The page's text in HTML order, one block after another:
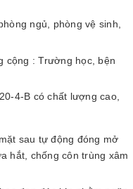
ngủ, phòng vệ sinh,
cộng : Trường học, bện
4-B có chất lượng cao,
sau tự động đóng mở
hắt, chống côn trùng xâm